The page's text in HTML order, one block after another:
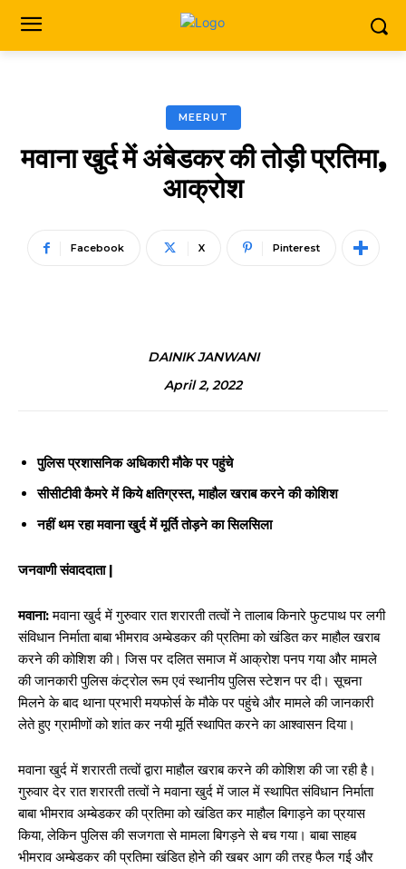
MEERUT
मवाना खुर्द में अंबेडकर की तोड़ी प्रतिमा,
आक्रोश
Facebook X Pinterest
DAINIK JANWANI
April 2, 2022
पुलिस प्रशासनिक अधिकारी मौके पर पहुंचे
सीसीटीवी कैमरे में किये क्षतिग्रस्त, माहौल खराब करने की कोशिश
नहीं थम रहा मवाना खुर्द में मूर्ति तोड़ने का सिलसिला
जनवाणी संवाददाता |
मवाना:मवाना खुर्द में गुरुवार रात शरारती तत्वों ने तालाब किनारे फुटपाथ पर लगी
संविधान निर्माता बाबा भीमराव अम्बेडकर की प्रतिमा को खंडित कर माहौल खराब
करने की कोशिश की। जिस पर दलित समाज में आक्रोश पनप गया और मामले
की जानकारी पुलिस कंट्रोल रूम एवं स्थानीय पुलिस स्टेशन पर दी। सूचना
मिलने के बाद थाना प्रभारी मयफोर्स के मौके पर पहुंचे और मामले की जानकारी
लेते हुए ग्रामीणों को शांत कर नयी मूर्ति स्थापित करने का आश्वासन दिया।
मवाना खुर्द में शरारती तत्वों द्वारा माहौल खराब करने की कोशिश की जा रही है।
गुरुवार देर रात शरारती तत्वों ने मवाना खुर्द में जाल में स्थापित संविधान निर्माता
बाबा भीमराव अम्बेडकर की प्रतिमा को खंडित कर माहौल बिगाड़ने का प्रयास
किया, लेकिन पुलिस की सजगता से मामला बिगड़ने से बच गया। बाबा साहब
भीमराव अम्बेडकर की प्रतिमा खंडित होने की खबर आग की तरह फैल गई और